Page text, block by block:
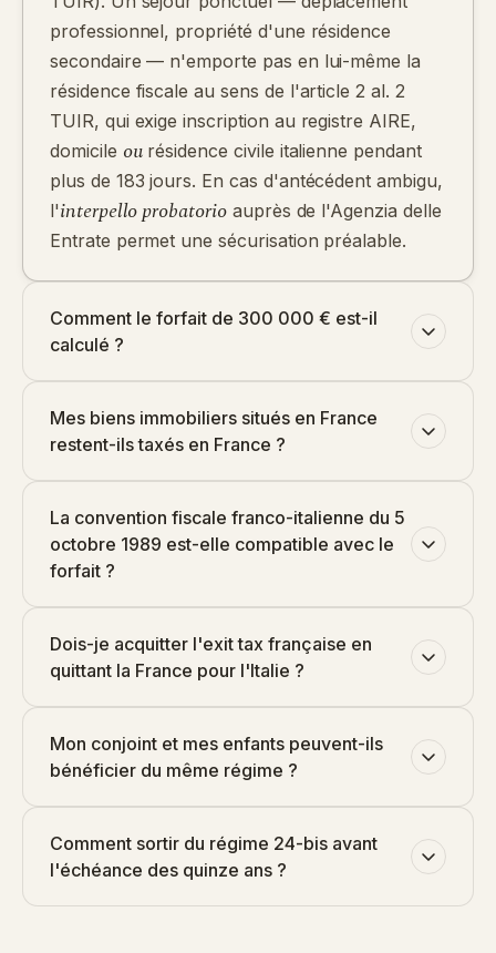
professionnel, propriété d'une résidence
secondaire — n'emporte pas en lui-même la
résidence fiscale au sens de l'article 2 al. 2
TUIR, qui exige inscription au registre AIRE,
domicile ourésidence civile italienne pendant
plus de 183 jours. En cas d'antécédent ambigu,
l'interpello probatorioauprès de l'Agenzia delle
Entrate permet une sécurisation préalable.
Comment le forfait de 300 000 € est-il
calculé ?
Mes biens immobiliers situés en France
restent-ils taxés en France ?
La convention fiscale franco-italienne du 5
octobre 1989 est-elle compatible avec le
forfait ?
Dois-je acquitter l'exit tax française en
quittant la France pour l'Italie ?
Mon conjoint et mes enfants peuvent-ils
bénéficier du même régime ?
Comment sortir du régime 24-bis avant
l'échéance des quinze ans ?